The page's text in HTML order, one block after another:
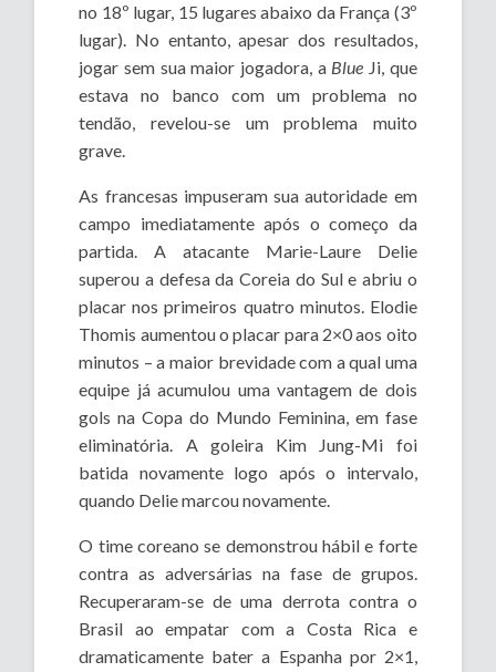
no 18º lugar, 15 lugares abaixo da França (3º
lugar). No entanto, apesar dos resultados,
jogar sem sua maior jogadora, a Blue Ji, que
estava no banco com um problema no
tendão, revelou-se um problema muito
grave.
As francesas impuseram sua autoridade em
campo imediatamente após o começo da
partida. A atacante Marie-Laure Delie
superou a defesa da Coreia do Sul e abriu o
placar nos primeiros quatro minutos. Elodie
Thomis aumentou o placar para 2×0 aos oito
minutos – a maior brevidade com a qual uma
equipe já acumulou uma vantagem de dois
gols na Copa do Mundo Feminina, em fase
eliminatória. A goleira Kim Jung-Mi foi
batida novamente logo após o intervalo,
quando Delie marcou novamente.
O time coreano se demonstrou hábil e forte
contra as adversárias na fase de grupos.
Recuperaram-se de uma derrota contra o
Brasil ao empatar com a Costa Rica e
dramaticamente bater a Espanha por 2×1,